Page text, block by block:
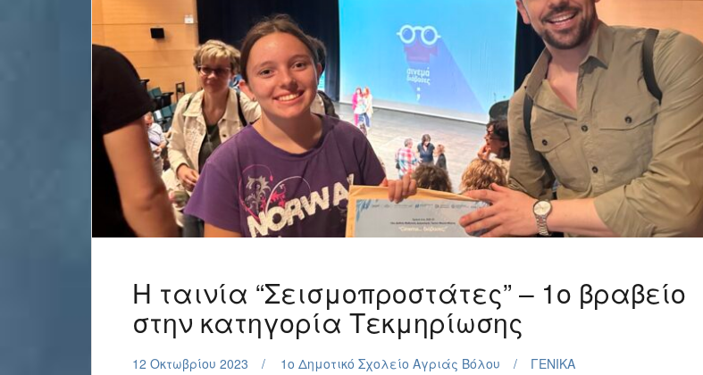
Η ταινία “Σεισμοπροστάτες” – 1ο βραβείο
στην κατηγορία Τεκμηρίωσης
12 Οκτωβρίου 2023 1o Δημοτικό Σχολείο Αγριάς Βόλου ΓΕΝΙΚΑ